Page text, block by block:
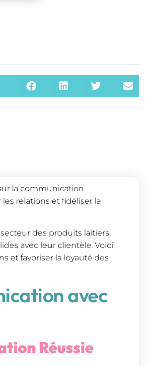
la communication
relations et fidéliser la
des produits laitiers,
avec leur clientèle. Voici
et favoriser la loyauté des
avec
Réussie